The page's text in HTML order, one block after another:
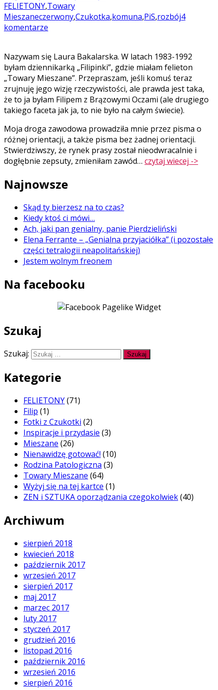
FELIETONY,Towary
Mieszaneczerwony,Czukotka,komuna,PiS,rozbój4
komentarze
Nazywam się Laura Bakalarska. W latach 1983-1992
byłam dziennikarką „Filipinki”, gdzie miałam felieton
„Towary Mieszane”. Przepraszam, jeśli komuś teraz
zrujnuję jego wizję rzeczywistości, ale prawda jest taka,
że to ja byłam Filipem z Brązowymi Oczami (ale drugiego
takiego faceta jak ja, to nie było na całym świecie).
Moja droga zawodowa prowadziła mnie przez pisma o
różnej orientacji, a także pisma bez żadnej orientacji.
Stwierdziwszy, że rynek prasy został nieodwracalnie i
dogłębnie zepsuty, zmieniłam zawód… czytaj wiecej ->
Najnowsze
Skąd ty bierzesz na to czas?
Kiedy ktoś ci mówi…
Ach, jaki pan genialny, panie Pierdzieliński
Elena Ferrante – „Genialna przyjaciółka” (i pozostałe
części tetralogii neapolitańskiej)
Jestem wolnym freonem
Na facebooku
Szukaj
Szukaj:
Kategorie
FELIETONY(71)
Filip (1)
Fotki z Czukotki (2)
Inspiracje i przydasie (3)
Mieszane (26)
Nienawidzę gotować! (10)
Rodzina Patologiczna (3)
Towary Mieszane (64)
Wyżyj się na tej kartce (1)
ZEN i SZTUKA oporządzania czegokolwiek(40)
Archiwum
sierpień 2018
kwiecień 2018
październik 2017
wrzesień 2017
sierpień 2017
maj 2017
marzec 2017
luty 2017
styczeń 2017
grudzień 2016
listopad 2016
październik 2016
wrzesień 2016
sierpień 2016